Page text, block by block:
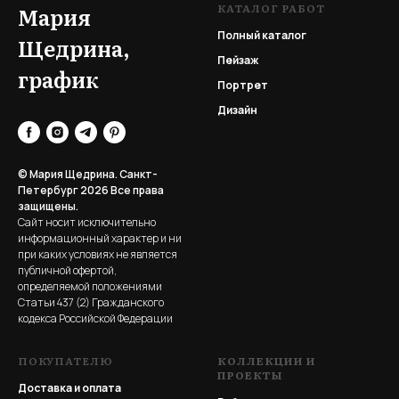
Мария
Щедрина,
график
© Мария Щедрина. Санкт-
Петербург 2026Все права
защищены.
Сайт носит исключительно
информационный характер и ни
при каких условиях не является
публичной офертой,
определяемой положениями
Статьи 437 (2) Гражданского
кодекса Российской Федерации
КАТАЛОГ РАБОТ
Полный каталог
Пейзаж
Портрет
Дизайн
ПОКУПАТЕЛЮ
Доставка и оплата
КОЛЛЕКЦИИ И
ПРОЕКТЫ